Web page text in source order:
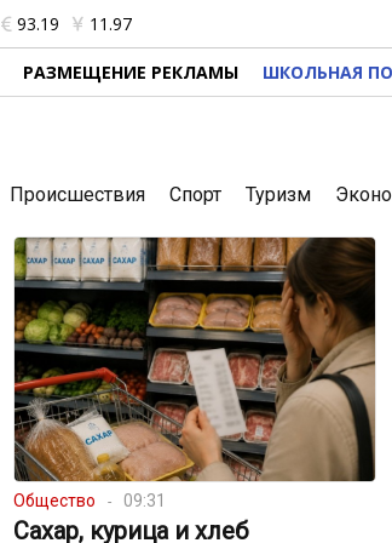
93.19 11.97
РАЗМЕЩЕНИЕ РЕКЛАМЫ ШКОЛЬНАЯ
Происшествия Спорт Туризм
Общество 09:31
Сахар, курица и хлеб